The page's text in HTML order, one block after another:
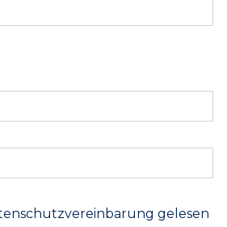
gelesen